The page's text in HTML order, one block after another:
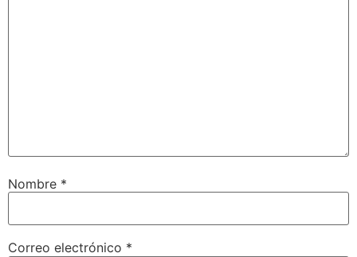
Nombre *
Correo electrónico *